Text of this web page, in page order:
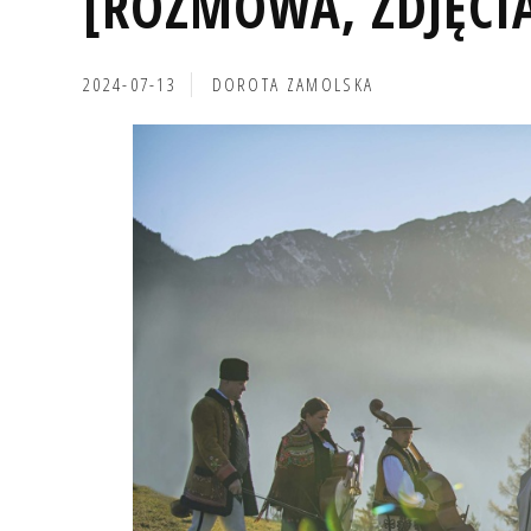
2024-07-13 DOROTA ZAMOLSKA